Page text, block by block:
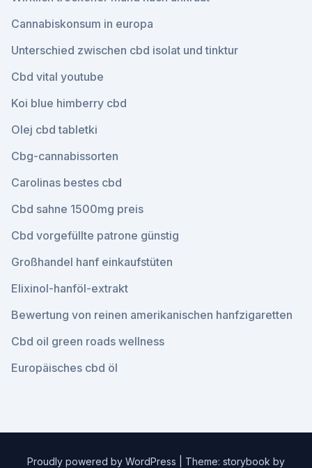
Cannabiskonsum in europa
Unterschied zwischen cbd isolat und tinktur
Cbd vital youtube
Koi blue himberry cbd
Olej cbd tabletki
Cbg-cannabissorten
Carolinas bestes cbd
Cbd sahne 1500mg preis
Cbd vorgefüllte patrone günstig
Großhandel hanf einkaufstüten
Elixinol-hanföl-extrakt
Bewertung von reinen amerikanischen hanfzigaretten
Cbd oil green roads wellness
Europäisches cbd öl
Proudly powered by WordPress Theme: storybook by